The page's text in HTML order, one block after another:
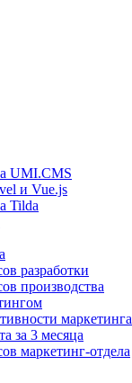
UMI.CMS
и Vue.js
Tilda
разработки
производства
маркетинга
за 3 месяца
маркетинг-отдела